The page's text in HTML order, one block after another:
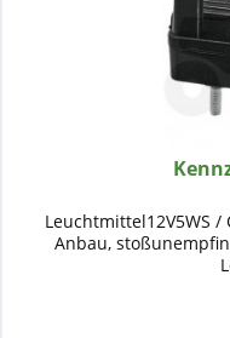
Leuchtmittel12V5WS
Anbau,